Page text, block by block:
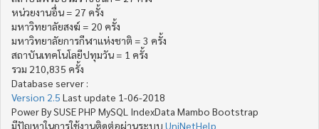
หน่วยงานอื่น = 27 ครั้ง
มหาวิทยาลัยสงฆ์ = 20 ครั้ง
มหาวิทยาลัยการกีฬาแห่งชาติ = 3 ครั้ง
สถาบันเทคโนโลยีปทุมวัน = 1 ครั้ง
รวม 210,835 ครั้ง
Database server :
Version 2.5 Last update 1-06-2018
Power By SUSE PHP MySQL IndexData Mambo Bootstrap
มีปัญหาในการใช้งานติดต่อผ่านระบบ UniNetHelp